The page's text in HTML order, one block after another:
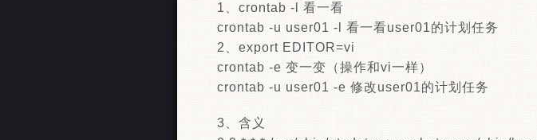
1、crontab -l 看一看
crontab -u user01 -l 看一看user01的计划任务
2、export EDITOR=vi
crontab -e 变一变（操作和vi一样）
crontab -u user01 -e 修改user01的计划任务
3、含义